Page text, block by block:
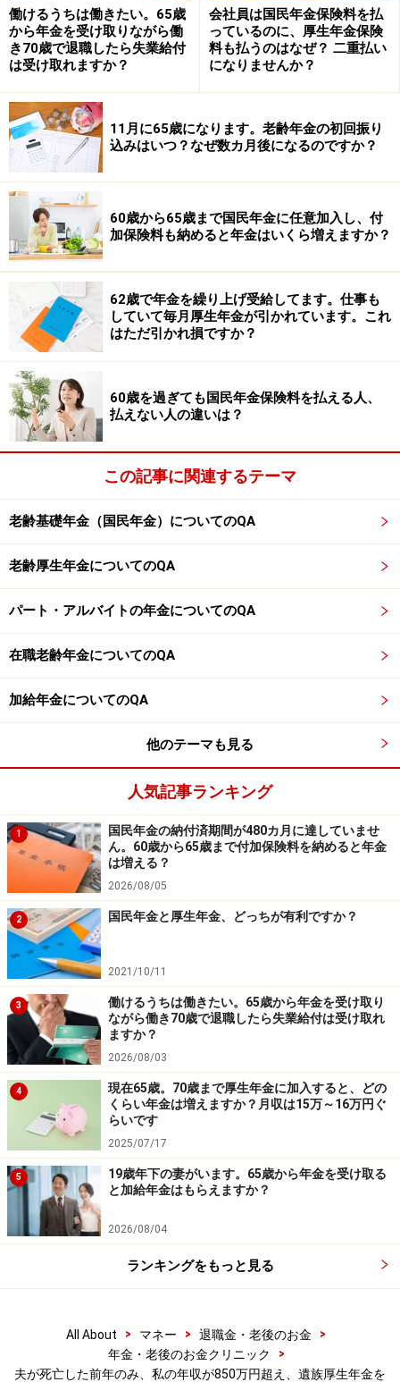
く850万円を超えてしまったため遺族厚生年金を請求で
きない、と言われたとのこと。一時的に収入が高かった
場合や、近い将来に年収850万円未満になるようであれ
ば、遺族厚生年金を受給できる場合があります。
昨年のみ「A子」さんの年収が高かったということを示
す書類があれば、遺族厚生年金を受給できる可能性があ
りますので、諦めずに遺族厚生年金を請求してみましょ
う。
具体的には戸籍謄本その他の遺族厚生年金を請求する際
に必要な書類にプラスして「会社からの業務命令書」や
「今後5年以内に収入が下がることが分かる就業規則」
などの書類を提出します。マイナンバーと基礎年金番号
がひも付いていれば（ねんきんネット、年金事務所で確
認できます）、夫死亡時の住民票や過去5年間の「A子」
前年以前の年収が850万円以下であることを証明できる
でしょう。
※年金プチ相談コーナーに取り上げてほしい質問がある
人はこちらから応募するか、コメント欄への書き込みを
お願いします。
※記事内容は執筆時点のものです。最新の内容をご確認くださ
商品や投資行動を推奨するものではありません。
掲載情報の正確性・完全性については十分に配慮しております
などについて当社は一切の責任を負いません。
最新の情報や詳細については、必ず各金融機関やサービス提供者
の公式情報をご確認ください。
【編集部からのお知らせ】
・「家計」について、アンケート（2026/8/31まで）を実施
中です！
※抽選で20名にAmazonギフト券1000円分プレゼント
※謝礼付きの限定アンケートやモニター企画に参加が可能に
なります
働けるうちは働きたい。65歳
から年金を受け取りながら働
き70歳で退職したら失業給付
は受け取れますか？
会社員は国民年金保険料を払
っているのに、厚生年金保険
料も払うのはなぜ？ 二重払い
になりませんか？
11月に65歳になります。老齢年金の初回振り
込みはいつ？なぜ数カ月後になるのですか？
60歳から65歳まで国民年金に任意加入し、付
加保険料も納めると年金はいくら増えますか？
62歳で年金を繰り上げ受給してます。仕事も
していて毎月厚生年金が引かれています。これ
はただ引かれ損ですか？
60歳を過ぎても国民年金保険料を払える人、
払えない人の違いは？
この記事に関連するテーマ
老齢基礎年金（国民年金）についてのQA
老齢厚生年金についてのQA
パート・アルバイトの年金についてのQA
在職老齢年金についてのQA
加給年金についてのQA
他のテーマも見る
人気記事ランキング
1
国民年金の納付済期間が480カ月に達していませ
ん。60歳から65歳まで付加保険料を納めると年金
は増える？
2026/08/05
2 国民年金と厚生年金、どっちが有利ですか？
2021/10/11
3
働けるうちは働きたい。65歳から年金を受け取り
ながら働き70歳で退職したら失業給付は受け取れ
ますか？
2026/08/03
4
現在65歳。70歳まで厚生年金に加入すると、どの
くらい年金は増えますか？月収は15万～16万円ぐ
らいです
2025/07/17
5
19歳年下の妻がいます。65歳から年金を受け取る
と加給年金はもらえますか？
2026/08/04
ランキングをもっと見る
All About > マネー > 退職金・老後のお金
>
年金・老後のお金クリニック
>
夫が死亡した前年のみ、私の年収が850万円超え、遺族厚生年金を